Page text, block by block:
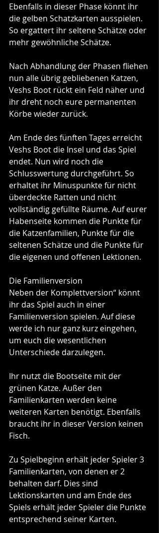
Ebenfalls in dieser Phase könnt ihr
die gelben Schatzkarten ausspielen.
So ergattert ihr seltene Schätze oder
mehr gewöhnliche Schätze.
Nach Abhandlung der Phasen fliehen
nun alle übrig gebliebenen Katzen,
Veshs Boot rückt ein Feld näher und
ihr dreht noch eure permanenten
Körbe wieder zurück.
Am Ende des fünften Tages erreicht
Veshs Boot die Insel und das Spiel
endet. Nun wird noch die
Schlusswertung durchgeführt. So
erhaltet ihr Minuspunkte für nicht
überdeckte Ratten und nicht
vollständig gefüllte Räume. Auf eurer
Habenseite kommen die Punkte für
die Katzenfamilien, Punkte für die
seltenen Schätze und die Punkte für
die eigenen und offenen Lektionen.
Die Familienversion
Neben der Komplettversion“ könnt
ihr das Spiel auch in einer
Familienversion spielen. Auf diese
werde ich nur ganz kurz eingehen,
um euch die wesentlichen
Unterschiede darzulegen.
Ihr nutzt die Bootseite mit der
grünen Katze. Außer den
Familienkarten werden keine
weiteren Karten benötigt. Ebenfalls
braucht ihr in dieser Version keinen
Fisch.
Zu Spielbeginn erhält jeder Spieler 3
Familienkarten, von denen er 2
behalten darf. Dies sind
Lektionskarten und am Ende des
Spiels erhält jeder Spieler die Punkte
entsprechend seiner Karten.